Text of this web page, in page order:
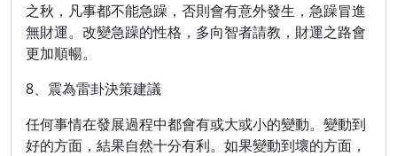
之秋，凡事都不能急躁，否則會有意外發生，急躁冒進
無財運。改變急躁的性格，多向智者請教，財運之路會
更加順暢。
8、震為雷卦決策建議
任何事情在發展過程中都會有或大或小的變動。變動到
好的方面，結果自然十分有利。如果變動到壞的方面，